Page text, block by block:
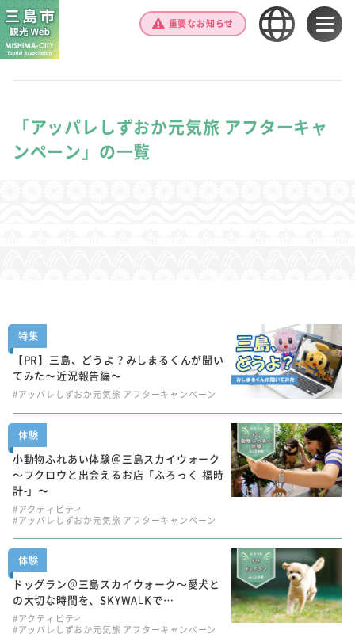
重要なお知らせ
「アッパレしずおか元気旅 アフターキャ
ンペーン」の一覧
特集
【PR】三島、どうよ？みしまるくんが聞い
てみた～近況報告編～
#アッパレしずおか元気旅 アフターキャンペーン
体験
小動物ふれあい体験＠三島スカイウォーク
～フクロウと出会えるお店「ふろっく-福時
計-」～
#アクティビティ
#アッパレしずおか元気旅 アフターキャンペーン
体験
ドッグラン＠三島スカイウォーク～愛犬と
の大切な時間を、SKYWALKで…
#アクティビティ
#アッパレしずおか元気旅 アフターキャンペーン